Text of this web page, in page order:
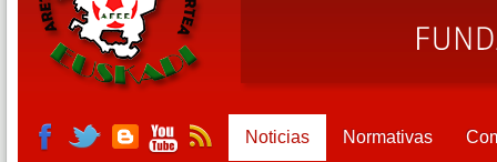
Noticias Normativas